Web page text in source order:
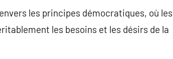
les principes démocratiques, où les
les besoins et les désirs de la